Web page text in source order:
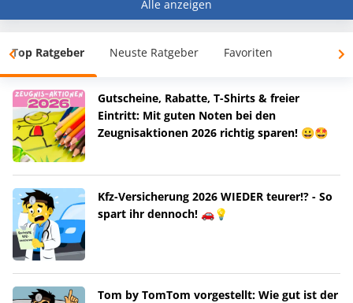
Alle anzeigen
Top Ratgeber Neuste Ratgeber Favoriten
Gutscheine, Rabatte, T-Shirts & freier
Eintritt: Mit guten Noten bei den
Zeugnisaktionen 2026 richtig sparen! 😀🤩
Kfz-Versicherung 2026 WIEDER teurer!? - So
spart ihr dennoch! 🚗💡
Tom by TomTom vorgestellt: Wie gut ist der